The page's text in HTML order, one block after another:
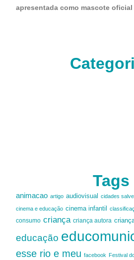
apresentada como mascote oficial
Tags
animacao artigo audiovisual cidades
cinema e educação cinema infantil
consumo criança criança autora
educação
esse rio e meu facebook Festival